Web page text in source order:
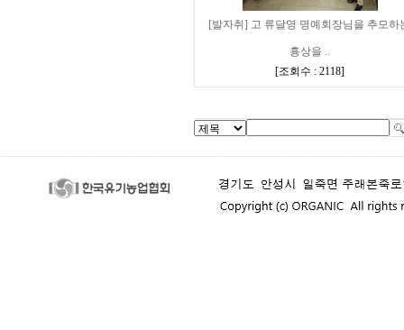
[발자취] 고 류달영 명예회장님을 추모하
흉상을 ..
[조회수 : 2118]